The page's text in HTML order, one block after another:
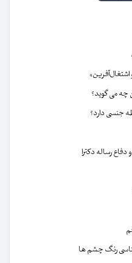
چه می گوید؟
جنسی دارد؟
دفاع رساله دکترا
رنگ چشم ها